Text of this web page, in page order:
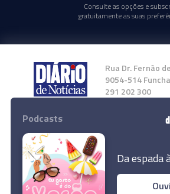
Consulte as opções e
gratuitamente as suas
Rua Dr. Fernão
9054-514
291 202 300
Instale a nossa App
Podcasts
Da espada